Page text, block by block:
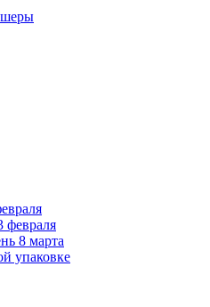
февраля
8 марта
упаковке